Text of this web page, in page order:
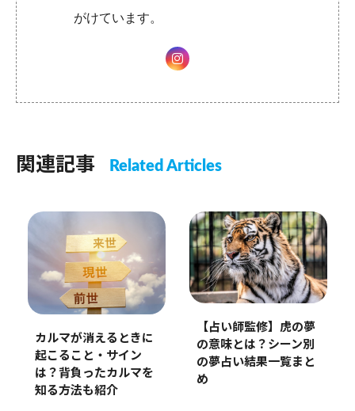
がけています。
関連記事 Related Articles
カルマが消えるときに
起こること・サイン
は？背負ったカルマを
知る方法も紹介
【占い師監修】虎の夢
の意味とは？シーン別
の夢占い結果一覧まと
め